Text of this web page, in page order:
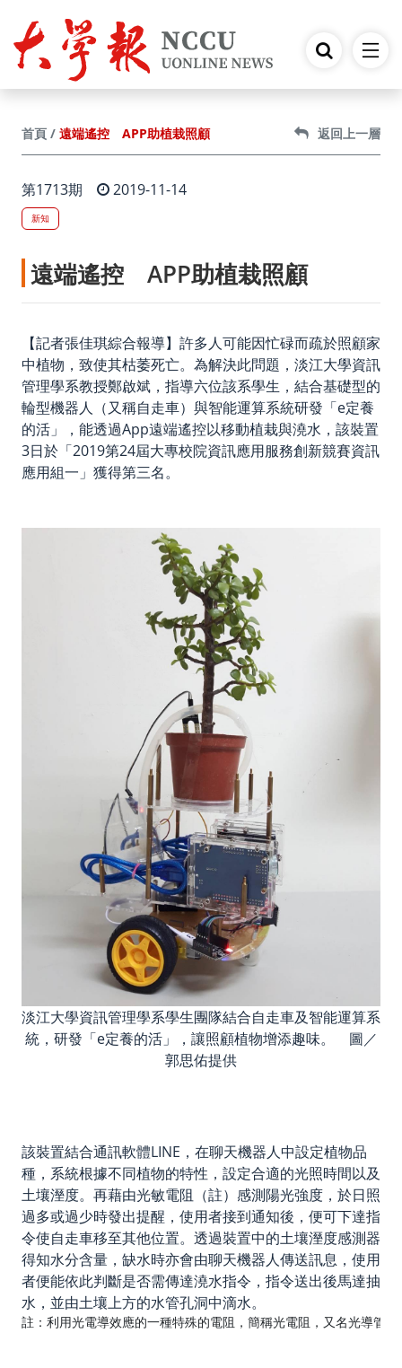
首頁 遠端遙控 APP助植栽照顧 返回上一層
第1713期 2019-11-14
新知
遠端遙控 APP助植栽照顧
【記者張佳琪綜合報導】許多人可能因忙碌而疏於照顧家
中植物，致使其枯萎死亡。為解決此問題，淡江大學資訊
管理學系教授鄭啟斌，指導六位該系學生，結合基礎型的
輪型機器人（又稱自走車）與智能運算系統研發「e定養
的活」，能透過App遠端遙控以移動植栽與澆水，該裝置
3日於「2019第24屆大專校院資訊應用服務創新競賽資訊
應用組一」獲得第三名。
淡江大學資訊管理學系學生團隊結合自走車及智能運算系
統，研發「e定養的活」，讓照顧植物增添趣味。 圖／
郭思佑提供
該裝置結合通訊軟體LINE，在聊天機器人中設定植物品
種，系統根據不同植物的特性，設定合適的光照時間以及
土壤溼度。再藉由光敏電阻（註）感測陽光強度，於日照
過多或過少時發出提醒，使用者接到通知後，便可下達指
令使自走車移至其他位置。透過裝置中的土壤溼度感測器
得知水分含量，缺水時亦會由聊天機器人傳送訊息，使用
者便能依此判斷是否需傳達澆水指令，指令送出後馬達抽
水，並由土壤上方的水管孔洞中滴水。
註：利用光電導效應的一種特殊的電阻，簡稱光電阻，又名光導管